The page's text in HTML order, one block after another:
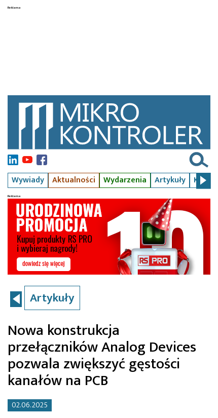
Wywiady Aktualności Wydarzenia Artykuły Kursy
Artykuły
Nowa konstrukcja
przełączników Analog Devices
pozwala zwiększyć gęstości
kanałów na PCB
02.06.2025